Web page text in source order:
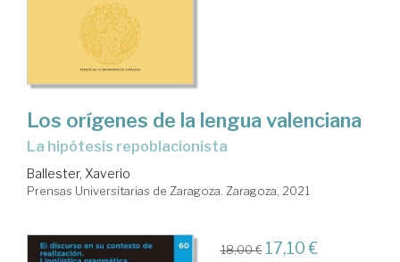
Los orígenes de la lengua valenciana
la hipótesis repoblacionista
Ballester, Xaverio
Prensas Universitarias de Zaragoza. Zaragoza, 2021
18,00 € 17,10 €